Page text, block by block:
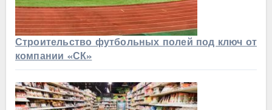
Строительство футбольных полей под ключ от
компании «СК»